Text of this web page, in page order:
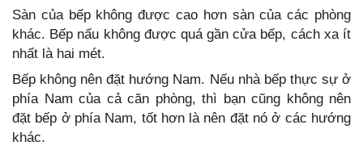
Sàn của bếp không được cao hơn sàn của các phòng
khác. Bếp nấu không được quá gần cửa bếp, cách xa ít
nhất là hai mét.
Bếp không nên đặt hướng Nam. Nếu nhà bếp thực sự ở
phía Nam của cả căn phòng, thì bạn cũng không nên
đặt bếp ở phía Nam, tốt hơn là nên đặt nó ở các hướng
khác.